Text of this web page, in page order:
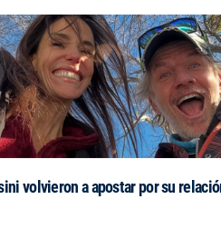
volvieron a apostar por su